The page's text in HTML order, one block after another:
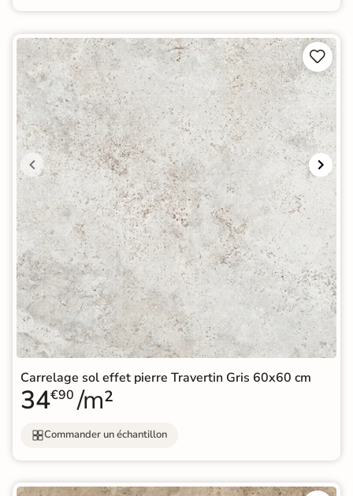


Carrelage sol effet pierre Travertin Gris 60x60 cm
34€90 /m²
Commander un échantillon